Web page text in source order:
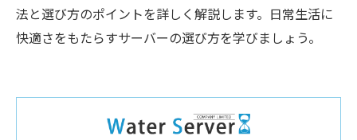
法と選び方のポイントを詳しく解説します。日常生活に
快適さをもたらすサーバーの選び方を学びましょう。